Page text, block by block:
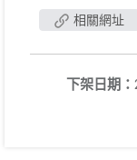
相關網址
下架日期：